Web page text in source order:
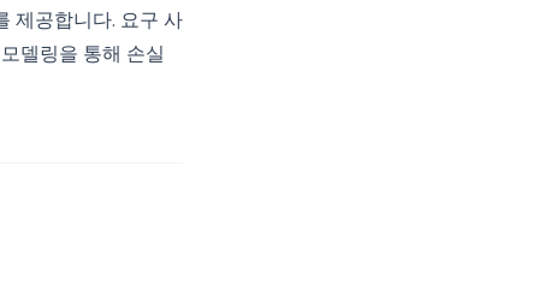
제공합니다. 요구 사
델링을 통해 손실